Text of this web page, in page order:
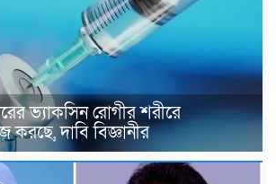
ভ্যাকসিন রোগীর শরীরে
করছে, দাবি বিজ্ঞানীর